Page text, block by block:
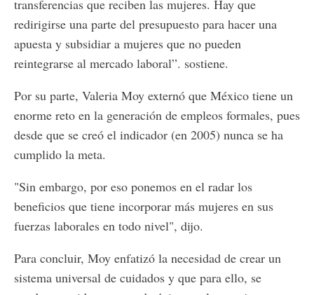
transferencias que reciben las mujeres. Hay que
redirigirse una parte del presupuesto para hacer una
apuesta y subsidiar a mujeres que no pueden
reintegrarse al mercado laboral”. sostiene.
Por su parte, Valeria Moy externó que México tiene un
enorme reto en la generación de empleos formales, pues
desde que se creó el indicador (en 2005) nunca se ha
cumplido la meta.
"Sin embargo, por eso ponemos en el radar los
beneficios que tiene incorporar más mujeres en sus
fuerzas laborales en todo nivel", dijo.
Para concluir, Moy enfatizó la necesidad de crear un
sistema universal de cuidados y que para ello, se